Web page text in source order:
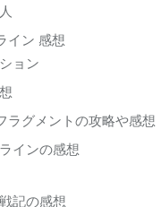
イン 感想
ョン
ラグメントの攻略や感想
インの感想
記の感想